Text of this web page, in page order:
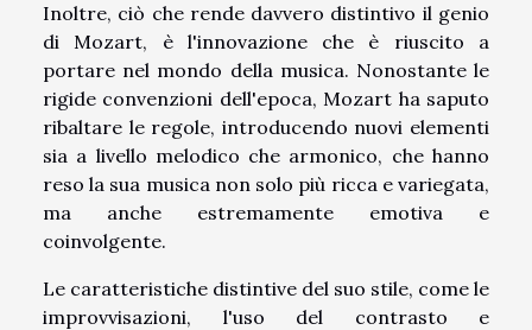
Inoltre, ciò che rende davvero distintivo il genio
di Mozart, è l'innovazione che è riuscito a
portare nel mondo della musica. Nonostante le
rigide convenzioni dell'epoca, Mozart ha saputo
ribaltare le regole, introducendo nuovi elementi
sia a livello melodico che armonico, che hanno
reso la sua musica non solo più ricca e variegata,
ma anche estremamente emotiva e
coinvolgente.
Le caratteristiche distintive del suo stile, come le
improvvisazioni, l'uso del contrasto e